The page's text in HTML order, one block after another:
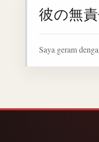
彼の無
Saya geram